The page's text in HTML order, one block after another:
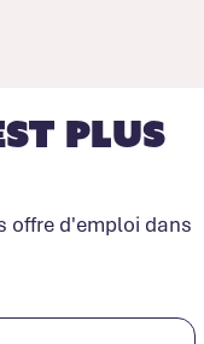
plus
offre d'emploi dans